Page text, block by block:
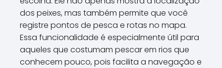
dos peixes, mas também permite que você
registre pontos de pesca e rotas no mapa.
Essa funcionalidade é especialmente útil para
aqueles que costumam pescar em rios que
conhecem pouco, pois facilita a navegação e